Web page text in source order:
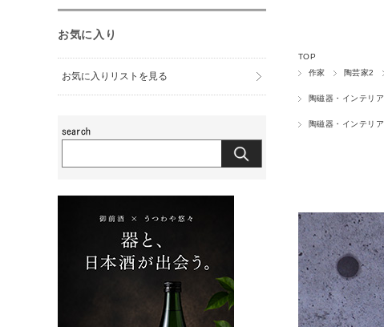
TOP
作家
陶芸家2
陶磁器・インテリア
陶磁器・インテリア
お気に入り
お気に入りリストを見る